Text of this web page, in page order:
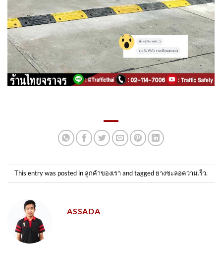
This entry was posted in ลูกค้าของเรา and tagged ยางชะลอความเร็ว.
ASSADA